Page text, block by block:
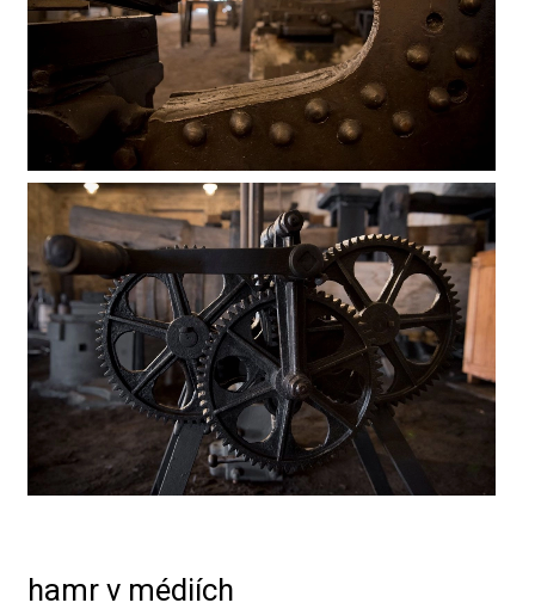
hamr v médiích